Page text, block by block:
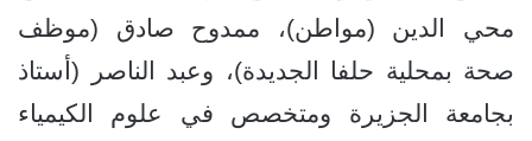
محي الدين (مواطن)، ممدوح صادق (موظف
صحة بمحلية حلفا الجديدة)، وعبد الناصر (أستاذ
بجامعة الجزيرة ومتخصص في علوم الكيمياء